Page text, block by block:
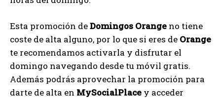
Esta promoción deDomingos Orange no tiene
coste de alta alguno, por lo que si eres de Orange
te recomendamos activarla y disfrutar el
domingo navegando desde tu móvil gratis.
Además podrás aprovechar la promoción para
darte de alta en MySocialPlace y acceder